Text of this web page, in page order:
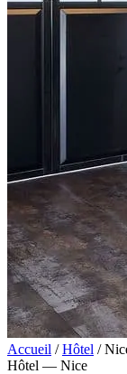
Accueil / Hôtel /
Hôtel — Nice